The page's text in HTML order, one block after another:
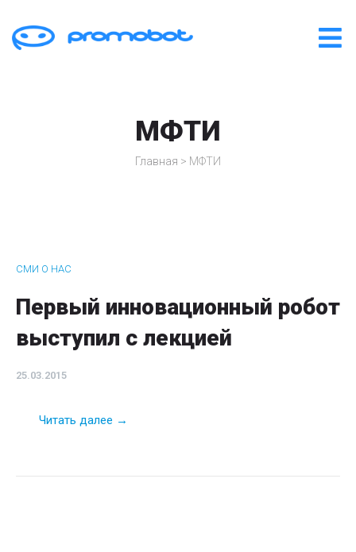
МФТИ
Главная > МФТИ
СМИ О НАС
Первый инновационный робот
выступил с лекцией
25.03.2015
Читать далее →